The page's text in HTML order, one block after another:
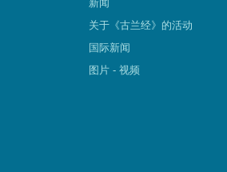
新闻
关于《古兰经》的活动
国际新闻
图片 - 视频